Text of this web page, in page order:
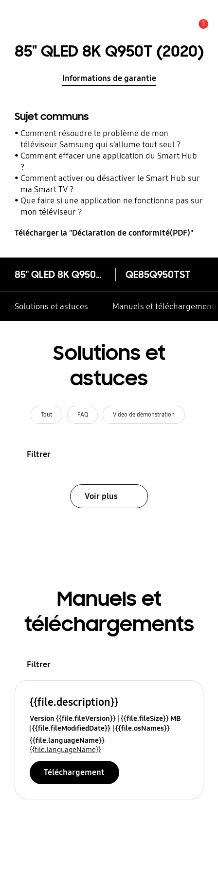
1
85" QLED 8K Q950T (2020)
Informations de garantie
Sujet communs
Comment résoudre le problème de mon
téléviseur Samsung qui s’allume tout seul ?
Comment effacer une application du Smart Hub
?
Comment activer ou désactiver le Smart Hub sur
ma Smart TV ?
Que faire si une application ne fonctionne pas sur
mon téléviseur ?
Télécharger la "Déclaration de conformité(PDF)"
85" QLED 8K Q950T (2020) QE85Q950TST
Solutions et astuces Manuels et téléchargements
Solutions et
astuces
Tout FAQ Vidéo de démonstration
Filtrer
Voir plus
Manuels et
téléchargements
Filtrer
{{file.description}}
Version {{file.fileVersion}} {{file.fileSize}} MB
{{file.fileModifiedDate}} {{file.osNames}}
{{file.languageName}}
{{file.languageName}}
Téléchargement